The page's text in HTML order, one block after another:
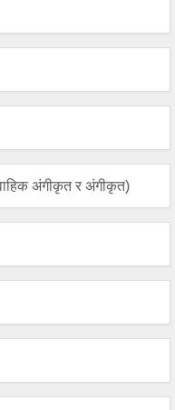
अंगीकृत र अंगीकृत)